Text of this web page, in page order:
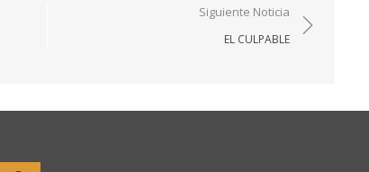
Siguiente Noticia
EL CULPABLE